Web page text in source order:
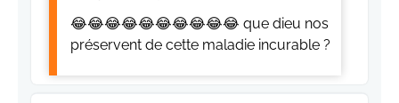
😂😂😂😂😂😂😂😂😂😂 que dieu nos
préservent de cette maladie incurable ?